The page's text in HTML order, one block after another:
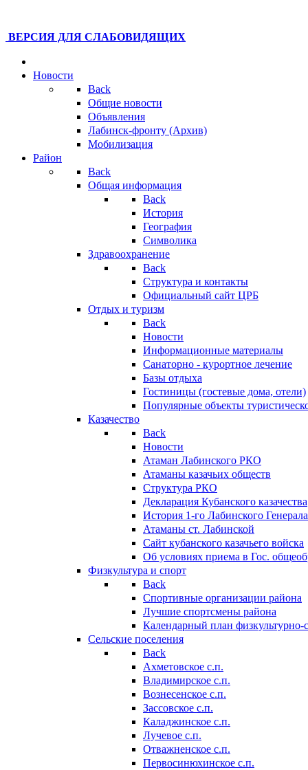
ВЕРСИЯ ДЛЯ СЛАБОВИДЯЩИХ
Новости
Back
Общие новости
Объявления
Лабинск-фронту (Архив)
Мобилизация
Район
Back
Общая информация
Back
История
География
Символика
Здравоохранение
Back
Структура и контакты
Официальный сайт ЦРБ
Отдых и туризм
Back
Новости
Информационные материалы
Санаторно - курортное лечение
Базы отдыха
Гостиницы (гостевые дома, отели)
Популярные объекты
Казачество
Back
Новости
Атаман Лабинского РКО
Атаманы казачьих обществ
Структура РКО
Декларация Кубанского казачества
История 1-го Лабинского
Атаманы ст. Лабинской
Cайт кубанского казачьего войска
Об условиях приема в Гос.
Физкультура и спорт
Back
Спортивные организации района
Лучшие спортсмены района
Календарный план
Сельские поселения
Back
Ахметовское с.п.
Владимирское с.п.
Вознесенское с.п.
Зассовское с.п.
Каладжинское с.п.
Лучевое с.п.
Отважненское с.п.
Первосинюхинское с.п.